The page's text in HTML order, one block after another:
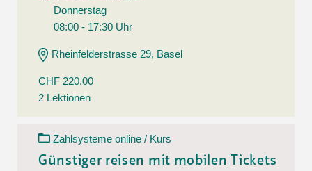
Donnerstag
08:00 - 17:30 Uhr
Rheinfelderstrasse 29, Basel
CHF 220.00
2 Lektionen
Zahlsysteme online / Kurs
Günstiger reisen mit mobilen Tickets